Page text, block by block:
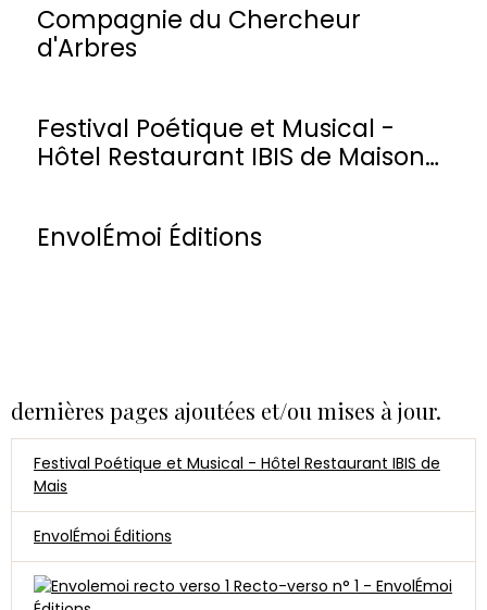
Compagnie du Chercheur
d'Arbres
Festival Poétique et Musical -
Hôtel Restaurant IBIS de Maisons-
EnvolÉmoi Éditions
dernières pages ajoutées et/ou mises à jour.
Festival Poétique et Musical - Hôtel Restaurant IBIS de
Mais
EnvolÉmoi Éditions
Recto-verso n° 1 - EnvolÉmoi